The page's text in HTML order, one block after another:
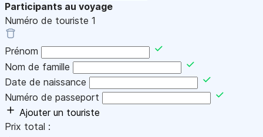
Participants au voyage
Numéro de touriste 1
Prénom
Nom de famille
Date de naissance
Numéro de passeport
Ajouter un touriste
Prix total :